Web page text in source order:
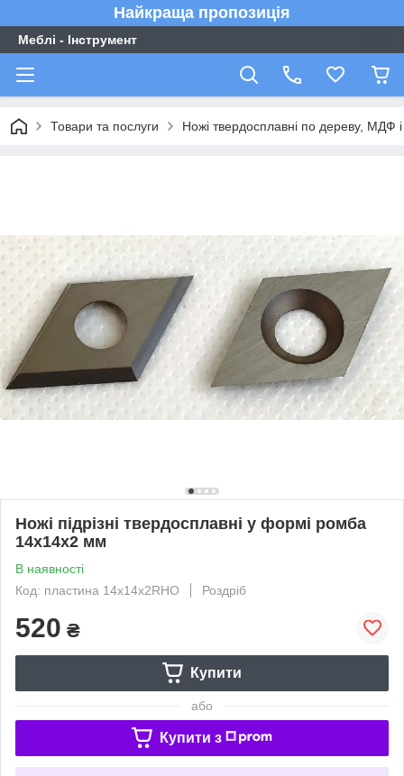
Найкраща пропозиція
Меблі - Інструмент
Товари та послуги Ножі твердосплавні по дереву, МДФ
Ножі підрізні твердосплавні у формі ромба
14х14х2 мм
В наявності
Код: пластина 14х14х2RHO
Роздріб
520 ₴
Купити
або
Купити з